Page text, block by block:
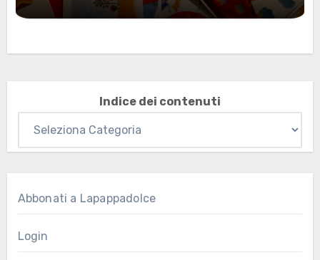
Marzo 2026: nuovi materiali stampabili
per gli abbonati
Indice dei contenuti
Abbonati a Lapappadolce
Login